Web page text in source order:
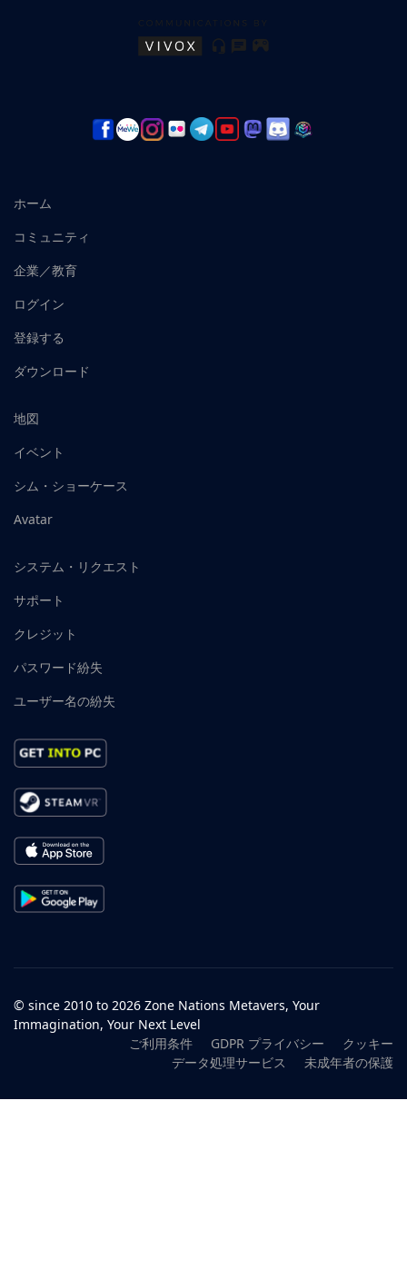
ホーム
コミュニティ
企業／教育
ログイン
登録する
ダウンロード
地図
イベント
シム・ショーケース
Avatar
システム・リクエスト
サポート
クレジット
パスワード紛失
ユーザー名の紛失
© since 2010 to 2026 Zone Nations Metavers, Your
Immagination, Your Next Level
ご利用条件
GDPR プライバシー
クッキー
データ処理サービス
未成年者の保護